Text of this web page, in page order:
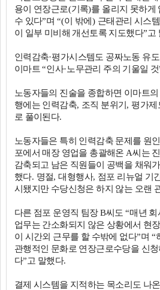
용이 연장근로(기록)를 올리지 못하게
수 있다”며“(이 밖에 ) 근태관리 시스
이 일부 미비해 개선토록 지도했다”고
인력감축·평가시스템도 공짜노동 유도
이마트“인사·노무관리 주의 기울일 것
노동자들의 진술을 종합하면 이마트
행에는 인력감축, 조직 분위기 , 평가제
로 풀이된다.
노동자들은 특히 인력감축 문제를 원
포에서 매장 영업을 총괄해온 A씨는
감축되고 남은 직원들이 공백을 채워
했다. 명절,대형행사, 점포 리뉴얼 기
시됐지만 수당신청은 하지 않는 오랜
다른 점포 운영직 팀장B씨도“매년 회
업무는 간소화되지 않은 상황에서 현
이 시간외 근무를 할 수밖에 없다”며 “
관행적인 문화로 연장근로수당을 신
다”고 말했다.
결제 시스템을 지적하는 목소리도 나